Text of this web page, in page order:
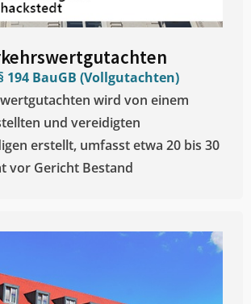
194 BauGB (Vollgutachten)
wird von einem
und vereidigten
erstellt, umfasst etwa 20 bis 30
vor Gericht Bestand